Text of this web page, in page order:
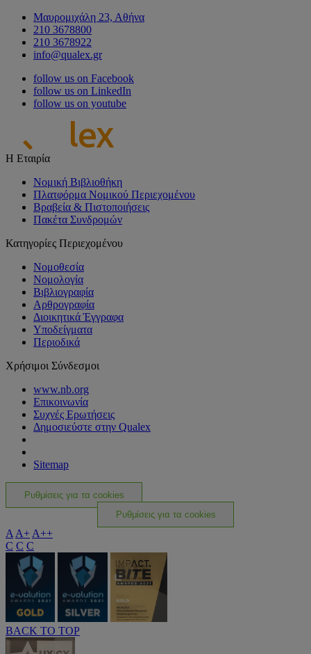
Μαυρομιχάλη 23, Αθήνα
210 3678800
210 3678922
info@qualex.gr
follow us on Facebook
follow us on LinkedIn
follow us on youtube
Η Εταιρία
Νομική Βιβλιοθήκη
Πλατφόρμα Νομικού Περιεχομένου
Βραβεία & Πιστοποιήσεις
Πακέτα Συνδρομών
Κατηγορίες Περιεχομένου
Νομοθεσία
Νομολογία
Βιβλιογραφία
Αρθρογραφία
Διοικητικά Έγγραφα
Υποδείγματα
Περιοδικά
Χρήσιμοι Σύνδεσμοι
www.nb.org
Επικοινωνία
Συχνές Ερωτήσεις
Δημοσιεύστε στην Qualex
Sitemap
Ρυθμίσεις για τα cookies
Ρυθμίσεις για τα cookies
A A+ A++
C C C
BACK TO TOP